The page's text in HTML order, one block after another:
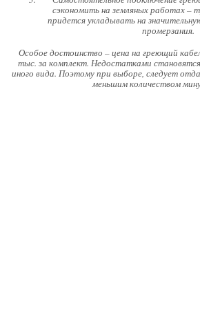
сэкономить на земляных работах –
придется укладывать на
промерзания.
Особое достоинство – цена на греющий
тыс. за комплект. Недостатками
иного вида. Поэтому при выборе, следует
меньшим количеством